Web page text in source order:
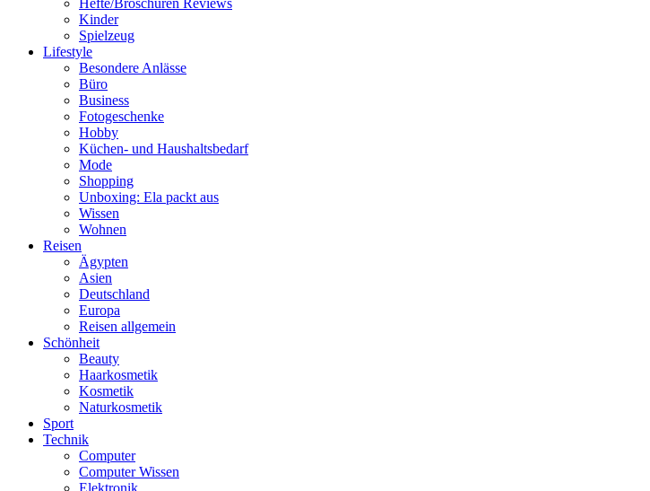
Kinder
Spielzeug
Lifestyle
Besondere Anlässe
Büro
Business
Fotogeschenke
Hobby
Küchen- und Haushaltsbedarf
Mode
Shopping
Unboxing: Ela packt aus
Wissen
Wohnen
Reisen
Ägypten
Asien
Deutschland
Europa
Reisen allgemein
Schönheit
Beauty
Haarkosmetik
Kosmetik
Naturkosmetik
Sport
Technik
Computer
Computer Wissen
Elektronik